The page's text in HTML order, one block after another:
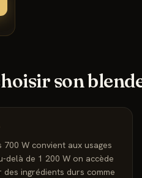
son
W convient aux usages
delà de 1 200 W on accède
des ingrédients durs comme